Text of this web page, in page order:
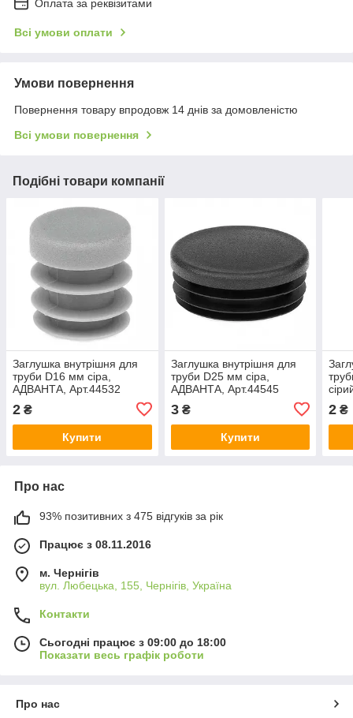
Оплата за реквізитами
Всі умови оплати
Умови повернення
Повернення товару впродовж 14 днів за домовленістю
Всі умови повернення
Подібні товари компанії
Заглушка внутрішня для
труби D16 мм сіра,
АДВАНТА, Арт.44532
2 ₴
Купити
Заглушка внутрішня для
труби D25 мм сіра,
АДВАНТА, Арт.44545
3₴
Купити
2 ₴
Про нас
93% позитивних з 475 відгуків за рік
Працює з 08.11.2016
м. Чернігів
вул. Любецька, 155, Чернігів, Україна
Контакти
Сьогодні працює з 09:00 до 18:00
Показати весь графік роботи
Про нас